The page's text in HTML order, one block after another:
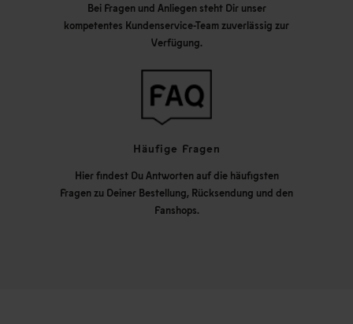
Bei Fragen und Anliegen steht Dir unser
kompetentes Kundenservice-Team zuverlässig zur
Verfügung.
Häufige Fragen
Hier findest Du Antworten auf die häufigsten
Fragen zu Deiner Bestellung, Rücksendung und den
Fanshops.